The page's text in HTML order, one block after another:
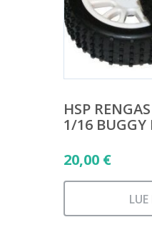
HSP
1/16 BUGGY
20,00 €